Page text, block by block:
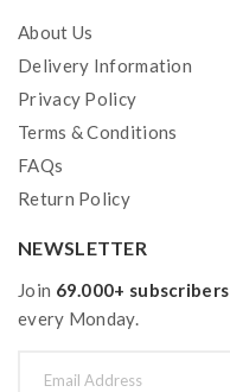
About Us
Delivery Information
Privacy Policy
Terms & Conditions
FAQs
Return Policy
NEWSLETTER
Join 69.000+ subscribers
every Monday.